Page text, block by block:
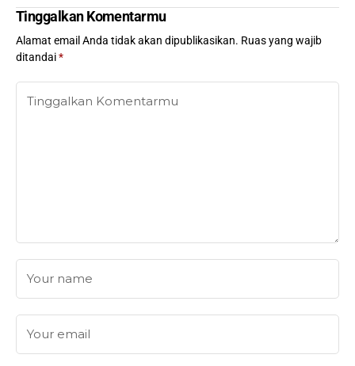
Tinggalkan Komentarmu
Alamat email Anda tidak akan dipublikasikan. Ruas yang wajib
ditandai*